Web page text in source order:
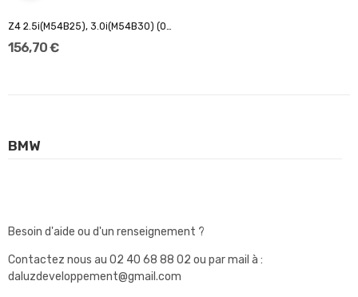
BMW
Z4 2.5i(M54B25), 3.0i(M54B30) (04.03-)
156,70 €
Besoin d'aide ou d'un renseignement ?
Contactez nous au 02 40 68 88 02 ou par mail à :
daluzdeveloppement@gmail.com